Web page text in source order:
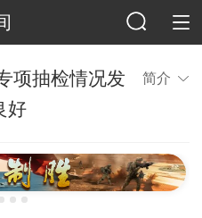
项抽检情况发
好
简介